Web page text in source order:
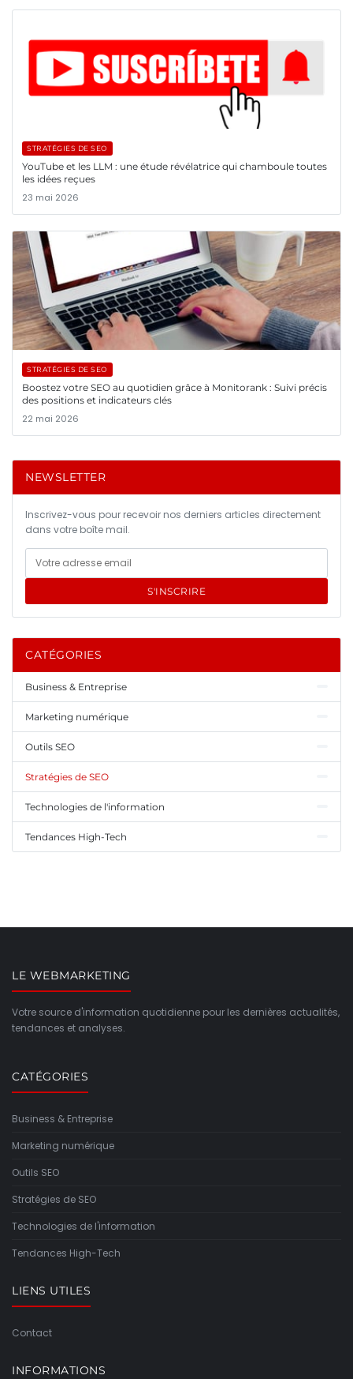
STRATÉGIES DE SEO
YouTube et les LLM : une étude révélatrice qui chamboule toutes
les idées reçues
23 mai 2026
STRATÉGIES DE SEO
Boostez votre SEO au quotidien grâce à Monitorank : Suivi précis
des positions et indicateurs clés
22 mai 2026
NEWSLETTER
Inscrivez-vous pour recevoir nos derniers articles directement
dans votre boîte mail.
S'INSCRIRE
CATÉGORIES
Business & Entreprise
Marketing numérique
Outils SEO
Stratégies de SEO
Technologies de l'information
Tendances High-Tech
LE WEBMARKETING
Votre source d'information quotidienne pour les dernières actualités,
tendances et analyses.
CATÉGORIES
Business & Entreprise
Marketing numérique
Outils SEO
Stratégies de SEO
Technologies de l'information
Tendances High-Tech
LIENS UTILES
Contact
INFORMATIONS